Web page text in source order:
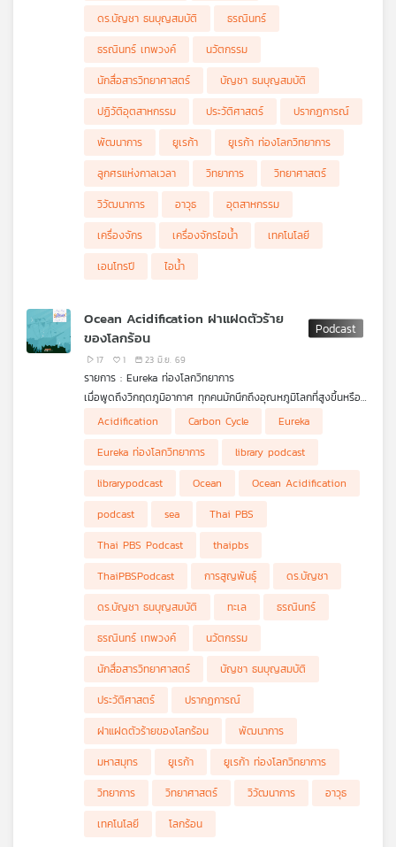
วิทยาการEp. นี้
ดร.บัญชา ธนบุญสมบัติ
ธรณินทร์
ธรณินทร์ เทพวงค์
นวัตกรรม
นักสื่อสารวิทยาศาสตร์
บัญชา ธนบุญสมบัติ
ปฏิวัติอุตสาหกรรม
ประวัติศาสตร์
ปรากฏการณ์
พัฒนาการ
ยูเรก้า
ยูเรก้า ท่องโลกวิทยาการ
ลูกศรแห่งกาลเวลา
วิทยาการ
วิทยาศาสตร์
วิวัฒนาการ
อาวุธ
อุตสาหกรรม
เครื่องจักร
เครื่องจักรไอน้ำ
เทคโนโลยี
เอนโทรปี
ไอน้ำ
Ocean Acidification ฝาแฝดตัวร้าย
ของโลกร้อน
17 1 23 มิ.ย. 69
รายการ : Eureka ท่องโลกวิทยาการ
เมื่อพูดถึงวิกฤตภูมิอากาศ ทุกคนมักนึกถึงอุณหภูมิโลกที่สูงขึ้นหรือ
ทำความรู้จักกับภัยเงียบระดับโลกที่นักวิทยาศาสตร์ขนานนามว่าเป็น
"ฝาแฝดตัวร้ายของภาวะโลกร้อน" นั่นคือ ปรากฏการณ์มหาสมุทร
เป็นกรดมากขึ้น หรือ Ocean Acidification หลายคนอาจยังไม่ทราบ
ว่า มหาสมุทรคือพระเอกผู้อยู่เบื้องหลังการพยุงสมดุลของโลกใน
วัฏจักรคาร์บอน (Carbon Cycle) โดยในแต่ละปีทางวิทยาศาสตร์พบ
ว่า มหาสมุทรทำหน้าที่ดูดซับแก๊สคาร์บอนไดออกไซด์ส่วนเกินไปถึง
ประมาณร้อยละ 23 ถึง 30 มีบทวิเคราะห์ที่น่าสนใจระบุไว้ว่า
"มหาสมุทรกักเก็บคาร์บอนไว้มากกว่าชั้นบรรยากาศถึง 60 เท่า และ
30% ซึ่งหมายความว่า มหาสมุทรคือหัวใจสำคัญในการทำความเข้าใจ
วัฏจักรคาร์บอนของโลก และเป็นตัวกำหนดอนาคตภูมิอากาศของเรา"
Acidification Carbon Cycle
Eureka
Eureka ท่องโลกวิทยาการ
library podcast
librarypodcast
Ocean
Ocean Acidification
podcast
sea
Thai PBS
Thai PBS Podcast
thaipbs
ThaiPBSPodcast
การสูญพันธุ์
ดร.บัญชา
ดร.บัญชา ธนบุญสมบัติ
ทะเล
ธรณินทร์
ธรณินทร์ เทพวงค์
นวัตกรรม
นักสื่อสารวิทยาศาสตร์
บัญชา ธนบุญสมบัติ
ประวัติศาสตร์
ปรากฏการณ์
ฝาแฝดตัวร้ายของโลกร้อน
พัฒนาการ
มหาสมุทร
ยูเรก้า
ยูเรก้า ท่องโลกวิทยาการ
วิทยาการ
วิทยาศาสตร์ วิวัฒนาการ
อาวุธ
เทคโนโลยี
โลกร้อน